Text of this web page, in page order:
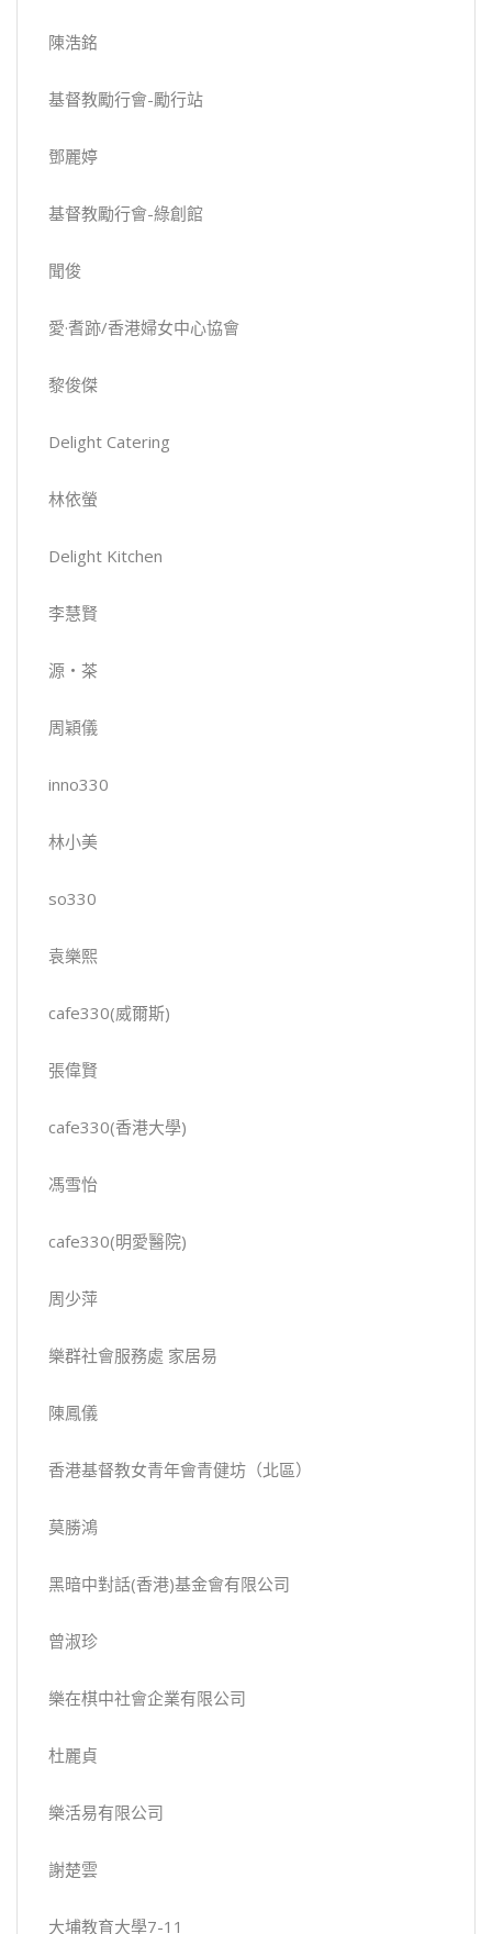
陳浩銘
基督教勵行會-勵行站
鄧麗婷
基督教勵行會-綠創館
聞俊
愛·耆跡/香港婦女中心協會
黎俊傑
Delight Catering
林依螢
Delight Kitchen
李慧賢
源‧茶
周穎儀
inno330
林小美
so330
袁樂熙
cafe330(威爾斯)
張偉賢
cafe330(香港大學)
馮雪怡
cafe330(明愛醫院)
周少萍
樂群社會服務處 家居易
陳鳳儀
香港基督教女青年會青健坊（北區）
莫勝鴻
黑暗中對話(香港)基金會有限公司
曾淑珍
樂在棋中社會企業有限公司
杜麗貞
樂活易有限公司
謝楚雲
大埔教育大學7-11